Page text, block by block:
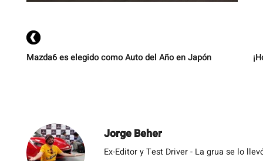
Mazda6 es elegido como Auto del Año en Japón
Jorge Beher
Ex-Editor y Test Driver - La grua se lo